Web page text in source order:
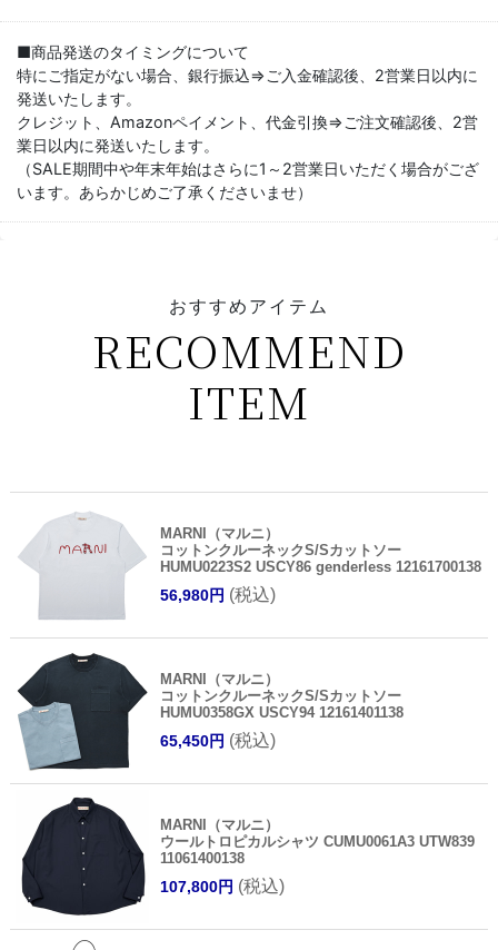
■商品発送のタイミングについて
特にご指定がない場合、銀行振込⇒ご入金確認後、2営業日以内に
発送いたします。
クレジット、Amazonペイメント、代金引換⇒ご注文確認後、2営
業日以内に発送いたします。
（SALE期間中や年末年始はさらに1～2営業日いただく場合がござ
います。あらかじめご了承くださいませ）
おすすめアイテム
RECOMMEND
ITEM
MARNI（マルニ）
コットンクルーネックS/Sカットソー
HUMU0223S2 USCY86 genderless 12161700138
56,980円 (税込)
MARNI（マルニ）
コットンクルーネックS/Sカットソー
HUMU0358GX USCY94 12161401138
65,450円 (税込)
MARNI（マルニ）
ウールトロピカルシャツ CUMU0061A3 UTW839
11061400138
107,800円 (税込)